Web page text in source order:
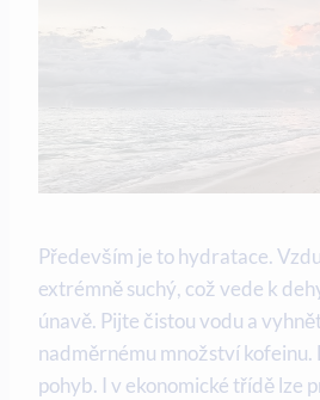
Především je to hydratace.
extrémně suchý, což vede k
únavě. Pijte čistou vodu a
nadměrnému množství
pohyb. I v ekonomické třídě lze